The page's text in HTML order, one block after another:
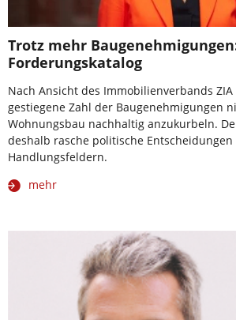
Trotz mehr
Forderungskatalog
Nach Ansicht des Immobilienverbands
gestiegene Zahl der Baugenehmigungen
Wohnungsbau nachhaltig anzukurbeln.
deshalb rasche politische
Handlungsfeldern.
mehr